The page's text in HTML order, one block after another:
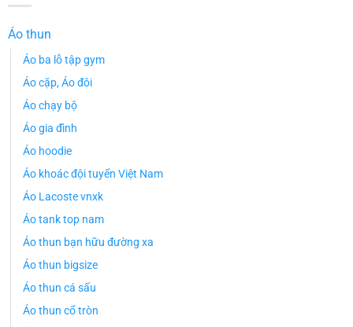
Áo thun
Áo ba lỗ tập gym
Áo cặp, Áo đôi
Áo chạy bộ
Áo gia đình
Áo hoodie
Áo khoác đội tuyển Việt Nam
Áo Lacoste vnxk
Áo tank top nam
Áo thun bạn hữu đường xa
Áo thun bigsize
Áo thun cá sấu
Áo thun cổ tròn